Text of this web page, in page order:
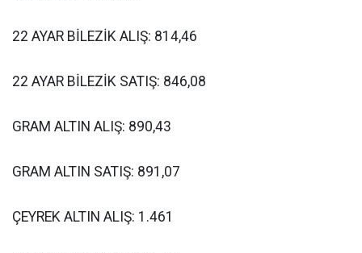
22 AYAR BİLEZİK ALIŞ: 814,46
22 AYAR BİLEZİK SATIŞ: 846,08
GRAM ALTIN ALIŞ: 890,43
GRAM ALTIN SATIŞ: 891,07
ÇEYREK ALTIN ALIŞ: 1.461